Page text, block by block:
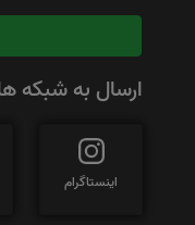
ارسال به شبکه
اینستاگرام